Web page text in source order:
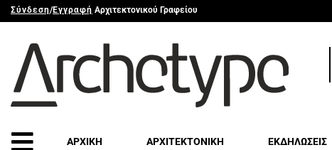
Σύνδεση/Εγγραφή Αρχιτεκτονικού Γραφείου
ΑΡΧΙΚΗ ΑΡΧΙΤΕΚΤΟΝΙΚΗ ΕΚΔΗΛΩΣΕΙΣ